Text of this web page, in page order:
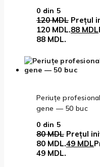
0 din 5
120MDL Prețul
120 MDL.88 MDL
88 MDL.
Periuțe
gene — 50 buc
0 din 5
80MDL Prețul
80 MDL.49 MDL
49 MDL.